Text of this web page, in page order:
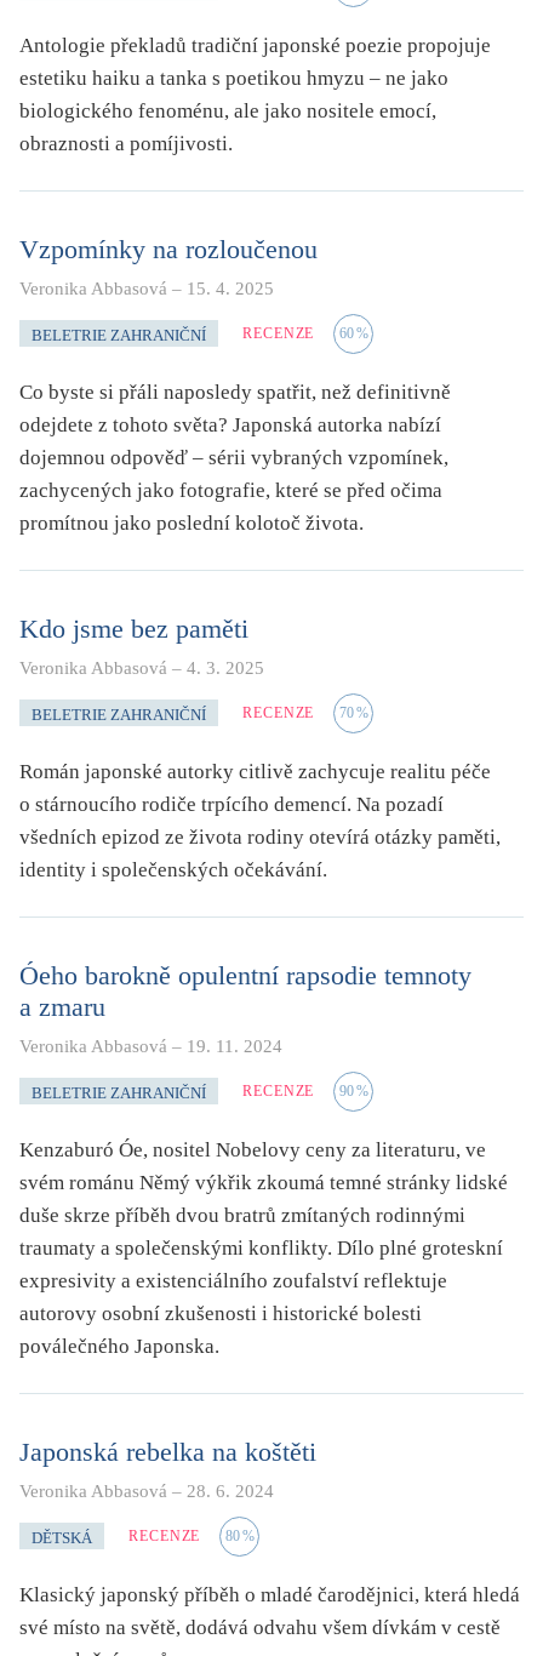
Antologie překladů tradiční japonské poezie propojuje
estetiku haiku a tanka s poetikou hmyzu – ne jako
biologického fenoménu, ale jako nositele emocí,
obraznosti a pomíjivosti.
Vzpomínky na rozloučenou
Veronika Abbasová – 15. 4. 2025
BELETRIE ZAHRANIČNÍ RECENZE 60%
Co byste si přáli naposledy spatřit, než definitivně
odejdete z tohoto světa? Japonská autorka nabízí
dojemnou odpověď – sérii vybraných vzpomínek,
zachycených jako fotografie, které se před očima
promítnou jako poslední kolotoč života.
Kdo jsme bez paměti
Veronika Abbasová – 4. 3. 2025
BELETRIE ZAHRANIČNÍ RECENZE 70%
Román japonské autorky citlivě zachycuje realitu péče
o stárnoucího rodiče trpícího demencí. Na pozadí
všedních epizod ze života rodiny otevírá otázky paměti,
identity i společenských očekávání.
Óeho barokně opulentní rapsodie temnoty
a zmaru
Veronika Abbasová – 19. 11. 2024
BELETRIE ZAHRANIČNÍ RECENZE 90%
Kenzaburó Óe, nositel Nobelovy ceny za literaturu, ve
svém románu Němý výkřik zkoumá temné stránky lidské
duše skrze příběh dvou bratrů zmítaných rodinnými
traumaty a společenskými konflikty. Dílo plné groteskní
expresivity a existenciálního zoufalství reflektuje
autorovy osobní zkušenosti i historické bolesti
poválečného Japonska.
Japonská rebelka na koštěti
Veronika Abbasová – 28. 6. 2024
DĚTSKÁ RECENZE 80%
Klasický japonský příběh o mladé čarodějnici, která hledá
své místo na světě, dodává odvahu všem dívkám v cestě